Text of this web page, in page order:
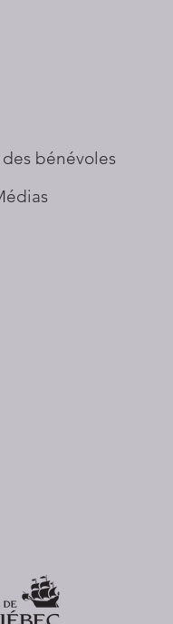
des bénévoles